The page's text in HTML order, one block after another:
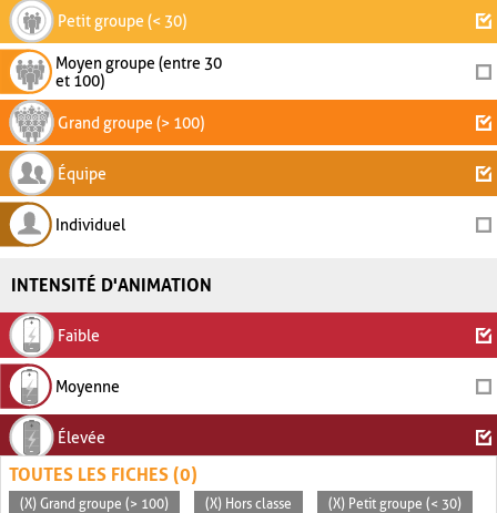
Petit groupe (< 30)
Moyen groupe (entre 30
et 100)
Grand groupe (> 100)
Équipe
Individuel
INTENSITÉ D'ANIMATION
Faible
Moyenne
Élevée
TOUTES LES FICHES (0)
(X) Grand groupe (> 100) (X) Hors classe (X) Petit groupe (< 30)